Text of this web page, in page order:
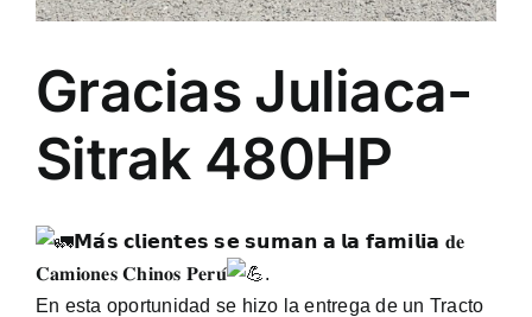
Gracias Juliaca-
Sitrak 480HP
𝗠𝗮́𝘀 𝗰𝗹𝗶𝗲𝗻𝘁𝗲𝘀 𝘀𝗲 𝘀𝘂𝗺𝗮𝗻 𝗮 𝗹𝗮 𝗳𝗮𝗺𝗶𝗹𝗶𝗮 𝐝𝐞
𝐂𝐚𝐦𝐢𝐨𝐧𝐞𝐬 𝐂𝐡𝐢𝐧𝐨𝐬 𝐏𝐞𝐫𝐮́
.
En esta oportunidad se hizo la entrega de un Tracto